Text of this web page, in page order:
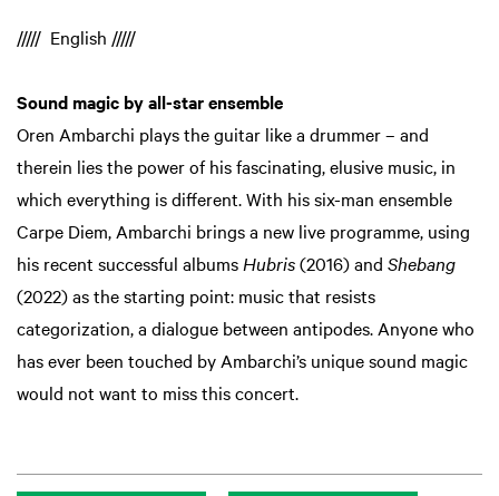
///// English /////
Sound magic by all-star ensemble
Oren Ambarchi plays the guitar like a drummer – and
therein lies the power of his fascinating, elusive music, in
which everything is different. With his six-man ensemble
Carpe Diem, Ambarchi brings a new live programme, using
his recent successful albums Hubris(2016) and Shebang
(2022) as the starting point: music that resists
categorization, a dialogue between antipodes. Anyone who
has ever been touched by Ambarchi’s unique sound magic
would not want to miss this concert.